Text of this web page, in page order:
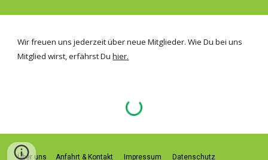
Wir freuen uns jederzeit über neue Mitglieder. Wie Du bei uns
Mitglied wirst, erfährst Duhier.
Über uns Anfahrt & Kontakt Impressum Datenschutz